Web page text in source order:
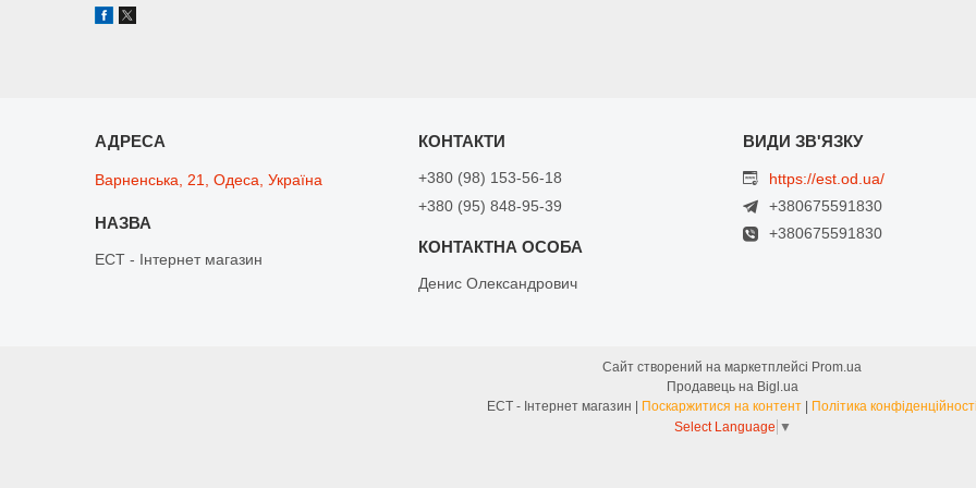
Варненська, 21, Одеса, Україна
ЕСТ - Інтернет магазин
+380 (98) 153-56-18
+380 (95) 848-95-39
Денис Олександрович
https://est.od.ua/
+380675591830
+380675591830
Сайт створений на маркетплейсі Prom.ua
Продавець на Bigl.ua
Поскаржитися на контент
Політика
Select Language ▼